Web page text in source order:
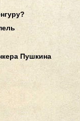
Пушкина